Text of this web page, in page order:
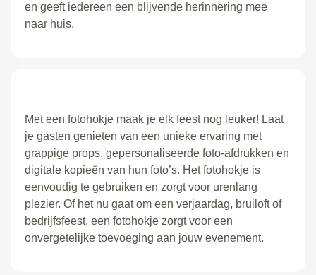
en geeft iedereen een blijvende herinnering mee
naar huis.
Met een fotohokje maak je elk feest nog leuker! Laat
je gasten genieten van een unieke ervaring met
grappige props, gepersonaliseerde foto-afdrukken en
digitale kopieën van hun foto’s. Het fotohokje is
eenvoudig te gebruiken en zorgt voor urenlang
plezier. Of het nu gaat om een verjaardag, bruiloft of
bedrijfsfeest, een fotohokje zorgt voor een
onvergetelijke toevoeging aan jouw evenement.